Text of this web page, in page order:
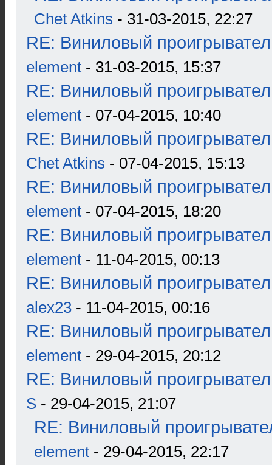
Chet Atkins - 31-03-2015, 22:27
RE: Виниловый
element - 31-03-2015, 15:37
RE: Виниловый
element - 07-04-2015, 10:40
RE: Виниловый
Chet Atkins - 07-04-2015, 15:13
RE: Виниловый
element - 07-04-2015, 18:20
RE: Виниловый
element - 11-04-2015, 00:13
RE: Виниловый
alex23 - 11-04-2015, 00:16
RE: Виниловый
element - 29-04-2015, 20:12
RE: Виниловый
S - 29-04-2015, 21:07
RE: Виниловый
element - 29-04-2015, 22:17